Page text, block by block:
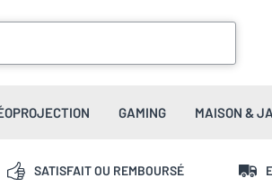
GAMING MAISON &
SATISFAIT OU REMBOURSÉ